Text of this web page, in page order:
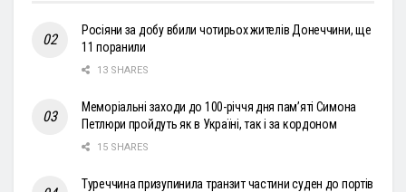
Росіяни за добу вбили чотирьох жителів Донеччини, ще
11 поранили
13 SHARES
Меморіальні заходи до 100-річчя дня пам’яті Симона
Петлюри пройдуть як в Україні, так і за кордоном
15 SHARES
Туреччина призупинила транзит частини суден до портів